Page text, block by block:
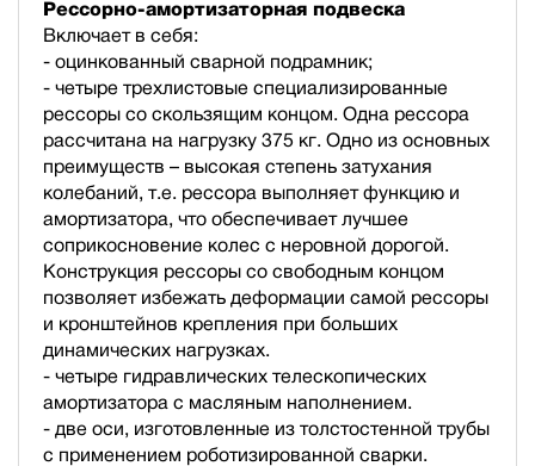
Рессорно-амортизаторная подвеска
Включает в себя:
- оцинкованный сварной подрамник;
- четыре трехлистовые специализированные
рессоры со скользящим концом. Одна рессора
рассчитана на нагрузку 375 кг. Одно из основных
преимуществ – высокая степень затухания
колебаний, т.е. рессора выполняет функцию и
амортизатора, что обеспечивает лучшее
соприкосновение колес с неровной дорогой.
Конструкция рессоры со свободным концом
позволяет избежать деформации самой рессоры
и кронштейнов крепления при больших
динамических нагрузках.
- четыре гидравлических телескопических
амортизатора с масляным наполнением.
- две оси, изготовленные из толстостенной трубы
с применением роботизированной сварки.